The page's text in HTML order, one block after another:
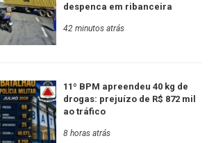
despenca em ribanceira
42 minutos atrás
11º BPM apreendeu 40 kg de
drogas: prejuízo de R$ 872 mil
ao tráfico
8 horas atrás